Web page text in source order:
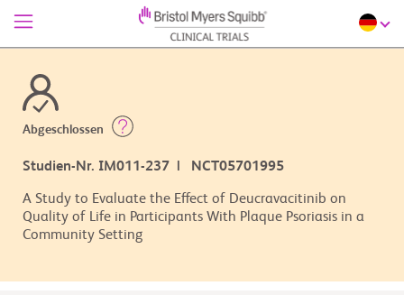
Abgeschlossen
Studien-Nr. IM011-237 | NCT05701995
A Study to Evaluate the Effect of Deucravacitinib on
Quality of Life in Participants With Plaque Psoriasis in a
Community Setting